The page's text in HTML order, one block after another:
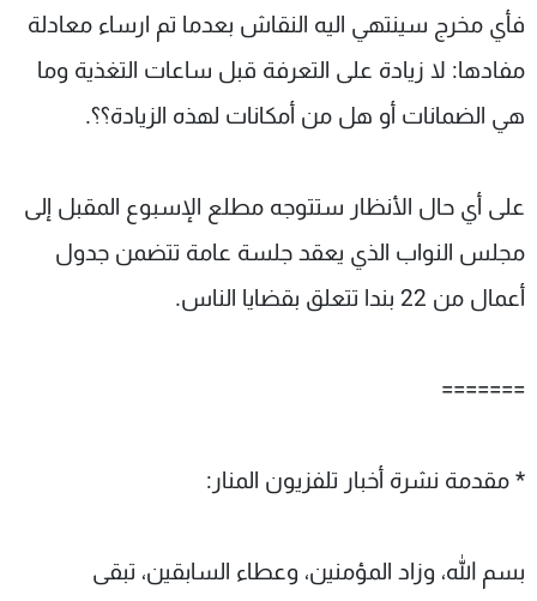
فأي مخرج سينتهي اليه النقاش بعدما تم ارساء معادلة
مفادها: لا زيادة على التعرفة قبل ساعات التغذية وما
هي الضمانات أو هل من أمكانات لهذه الزيادة؟؟.
على أي حال الأنظار ستتوجه مطلع الإسبوع المقبل إلى
مجلس النواب الذي يعقد جلسة عامة تتضمن جدول
أعمال من 22 بندا تتعلق بقضايا الناس.
=======
* مقدمة نشرة أخبار تلفزيون المنار:
بسم الله، وزاد المؤمنين، وعطاء السابقين، تبقى